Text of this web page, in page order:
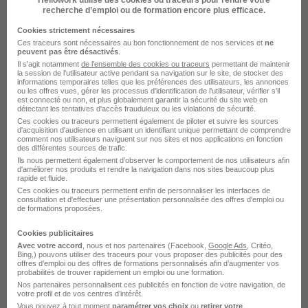
Entreprise Responsable conditionnement
DÉPOSEZ VOTRE CV
Rendez votre CV accessible à l’ensemble des
recruteurs de la CVthèque Hellowork.
recherche d’emploi ou de formation encore plus efficace.
Cookies strictement nécessaires
Ces traceurs sont nécessaires au bon fonctionnement de nos services et ne
peuvent pas être désactivés
Il s'agit notamment de l'ensemble des cookies ou traceurs permettant de maintenir
la session de l'utilisateur active pendant sa navigation sur le site, de stocker des
informations temporaires telles que les préférences des utilisateurs, les annonces
ou les offres vues, gérer les processus d'identification de l'utilisateur, vérifier s'il
est connecté ou non, et plus globalement garantir la sécurité du site web en
détectant les tentatives d'accès frauduleux ou les violations de sécurité.
Ces cookies ou traceurs permettent également de piloter et suivre les sources
d'acquisition d'audience en utilisant un identifiant unique permettant de comprendre
comment nos utilisateurs naviguent sur nos sites et nos applications en fonction
des différentes sources de trafic.
Ils nous permettent également d’observer le comportement de nos utilisateurs afin
d'améliorer nos produits et rendre la navigation dans nos sites beaucoup plus
rapide et fluide.
Ces cookies ou traceurs permettent enfin de personnaliser les interfaces de
consultation et d'effectuer une présentation personnalisée des offres d'emploi ou
de formations proposées.
Cookies publicitaires
Avec votre accord , nous et nos partenaires (Facebook, Google Ads , Critéo,
Bing,) pouvons utiliser des traceurs pour vous proposer des publicités pour des
offres d’emploi ou des offres de formations personnalisés afin d’augmenter vos
probabilités de trouver rapidement un emploi ou une formation.
Nos partenaires personnalisent ces publicités en fonction de votre navigation, de
votre profil et de vos centres d’intérêt.
Vous pouvez à tout moment paramétrer vos choix ou retirer votre